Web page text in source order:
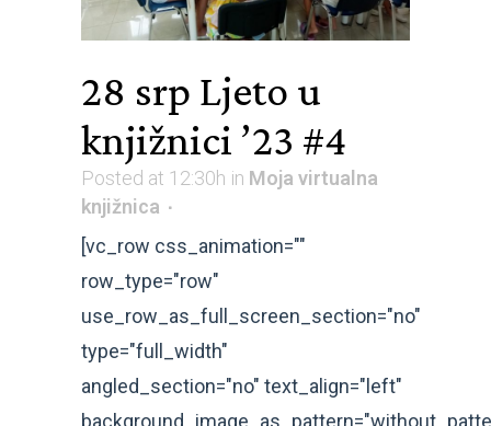
28 srp Ljeto u
knjižnici ’23 #4
Posted at 12:30h in Moja virtualna
knjižnica
[vc_row css_animation=""
row_type="row"
use_row_as_full_screen_section="no"
type="full_width"
angled_section="no" text_align="left"